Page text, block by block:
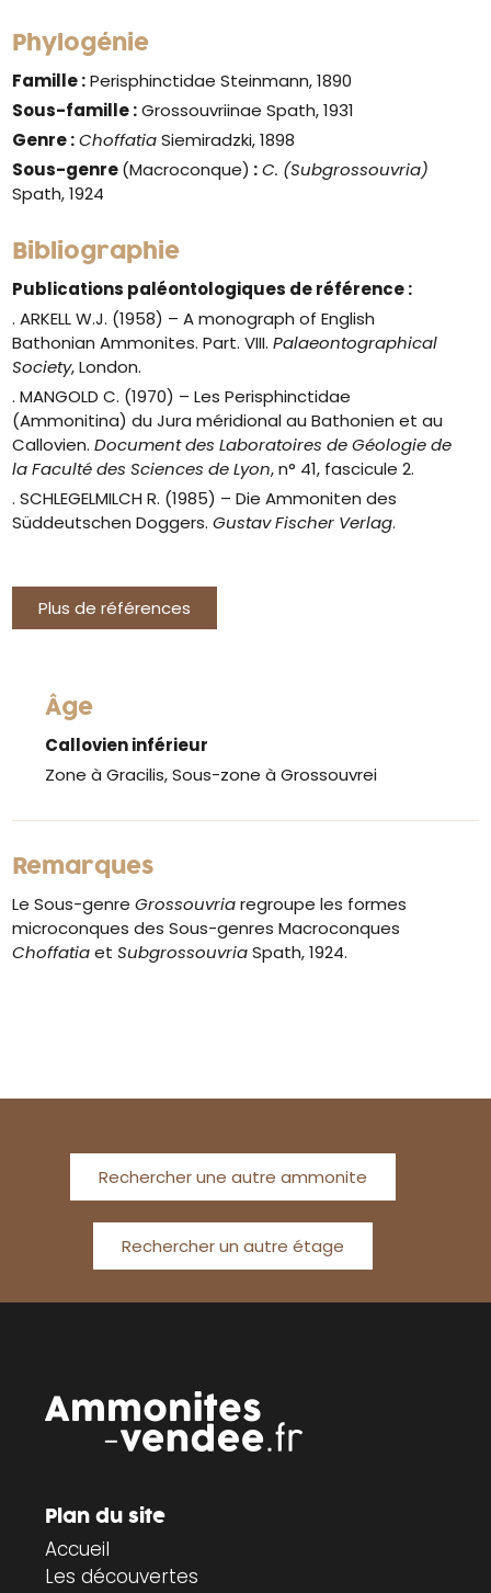
Phylogénie
Famille :Perisphinctidae Steinmann, 1890
Sous-famille :Grossouvriinae Spath, 1931
Genre: ChoffatiaSiemiradzki, 1898
Sous-genre(Macroconque) :C. (Subgrossouvria)
Spath, 1924
Bibliographie
Publications paléontologiques de référence :
. ARKELL W.J. (1958) – A monograph of English
Bathonian Ammonites. Part. VIII.Palaeontographical
Society, London.
. MANGOLD C. (1970) – Les Perisphinctidae
(Ammonitina) du Jura méridional au Bathonien et au
Callovien.Document des Laboratoires de Géologie de
la Faculté des Sciences de Lyon, n° 41, fascicule 2.
. SCHLEGELMILCH R. (1985) – Die Ammoniten des
Süddeutschen Doggers.Gustav Fischer Verlag.
Plus de références
Âge
Callovien inférieur
Zone à Gracilis, Sous-zone à Grossouvrei
Remarques
Le Sous-genreGrossouvriaregroupe les formes
microconques des Sous-genres Macroconques
ChoffatiaetSubgrossouvriaSpath, 1924.
Rechercher une autre ammonite
Rechercher un autre étage
Plan du site
Accueil
Les découvertes